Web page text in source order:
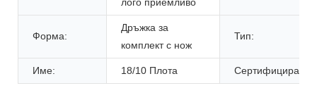
Форма:
Дръжка за
комплект с нож
Тип:
Име: 18/10 Плота Сертифициране: